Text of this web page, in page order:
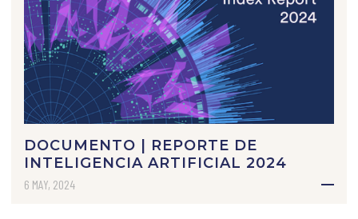
DOCUMENTO | REPORTE DE
INTELIGENCIA ARTIFICIAL 2024
6 MAY, 2024